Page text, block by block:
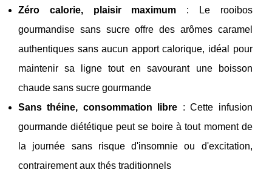
Zéro calorie, plaisir maximum : Le rooibos
gourmandise sans sucre offre des arômes caramel
authentiques sans aucun apport calorique, idéal pour
maintenir sa ligne tout en savourant une boisson
chaude sans sucre gourmande
Sans théine, consommation libre : Cette infusion
gourmande diététique peut se boire à tout moment de
la journée sans risque d'insomnie ou d'excitation,
contrairement aux thés traditionnels